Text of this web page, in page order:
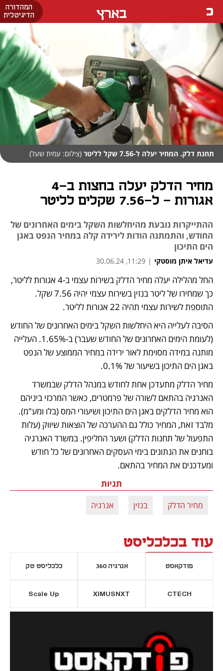
המהדורה
הדיגיטלית
בארץ
תחנת דלק. המחיר יעלה ל-7.56 שקל לליטר (צילום: עמית שעל)
מחיר הדלק יעלה בחצות ב-4
אגורות - ל-7.56 שקלים לליטר
ההתייקרות נובעת מהיחלשות השקל בימים האחרונים של
החודש, והתמתנה הודות לירידה קלה במחיר הנפט באגן
הים התיכון
עדיאל איתן מוסטקי |
11:29, 30.06.24
התוספת לשירות עצמי תהיה 22 אגורות לליטר.
באגן הים התיכון בשיעור של 0.1%.
ומעדכנים את המחיר בהתאם.
תגיות
מחיר הדלק בנזין אנרגיה
עוד בכלכליסט
פודקאסט אנרגיה 360 כלכליסט טק
CTECH
XIMUSNXT
Scale Up
נפתח בכרטיסייה חדשה חדשה